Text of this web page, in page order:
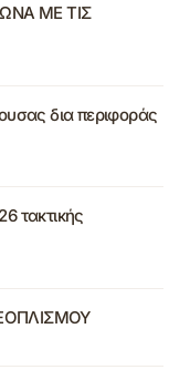
ΜΕ ΤΙΣ
δια περιφοράς
τακτικής